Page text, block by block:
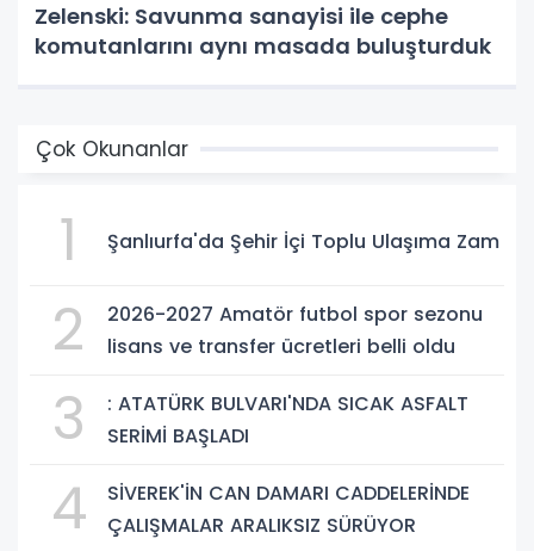
Zelenski: Savunma sanayisi ile cephe
komutanlarını aynı masada buluşturduk
Çok Okunanlar
1 Şanlıurfa'da Şehir İçi Toplu Ulaşıma Zam
2
2026-2027 Amatör futbol spor sezonu
lisans ve transfer ücretleri belli oldu
3
: ATATÜRK BULVARI'NDA SICAK ASFALT
SERİMİ BAŞLADI
4
SİVEREK'İN CAN DAMARI CADDELERİNDE
ÇALIŞMALAR ARALIKSIZ SÜRÜYOR